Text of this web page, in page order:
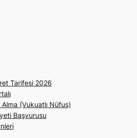
Tarifesi 2026
(Vukuatlı Nüfus)
Başvurusu